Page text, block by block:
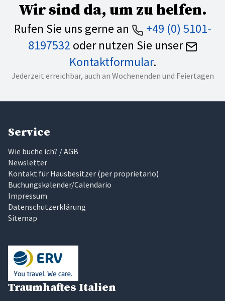
Wir sind da, um zu helfen.
Rufen Sie uns gerne an
+49 (0) 5101-
8197532 oder nutzen Sie unser
Kontaktformular.
Jederzeit erreichbar, auch an Wochenenden und Feiertagen
Service
Wie buche ich? / AGB
Newsletter
Kontakt für Hausbesitzer (per proprietario)
Buchungskalender/Calendario
Impressum
Datenschutzerklärung
Sitemap
Traumhaftes Italien